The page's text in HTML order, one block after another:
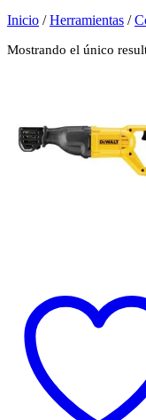
Inicio /Herramientas /
Mostrando el único